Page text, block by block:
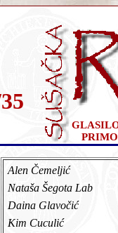
Alen Čemeljić
Nataša Šegota Lab
Daina Glavočić
Kim Cuculić